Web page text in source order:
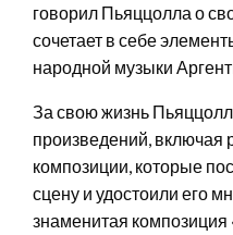
говорил Пьяццолла о
сочетает в себе
народной музыки
За свою жизнь
произведений,
композиции, которые
сцену и удостоили его
знаменитая композиция